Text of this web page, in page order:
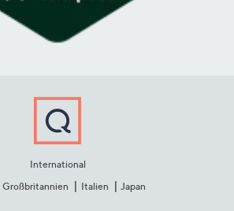
International
Großbritannien Italien Japan